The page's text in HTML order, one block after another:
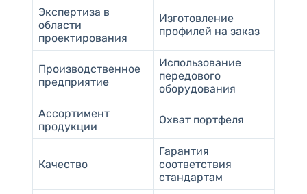
Экспертиза в
области
проектирования
Изготовление
профилей на заказ
Производственное
предприятие
Использование
передового
оборудования
Ассортимент
продукции
Охват портфеля
Качество
Гарантия
соответствия
стандартам